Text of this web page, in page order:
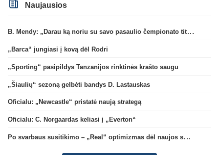
Naujausios
B. Mendy: „Darau ką noriu su savo pasaulio čempionato titulu“
„Barca“ jungiasi į kovą dėl Rodri
„Sporting“ pasipildys Tanzanijos rinktinės krašto saugu
„Šiaulių“ sezoną gelbėti bandys D. Lastauskas
Oficialu: „Newcastle“ pristatė naują strategą
Oficialu: C. Norgaardas keliasi į „Everton“
Po svarbaus susitikimo – „Real“ optimizmas dėl naujos sutarties su Viniciumi